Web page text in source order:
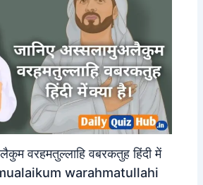
वरहमतुल्लाहि वबरकतुह हिंदी में
warahmatullahi